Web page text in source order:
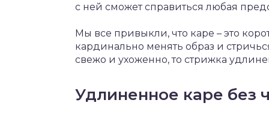
с ней сможет справиться любая
Мы все привыкли, что каре – это
кардинально менять образ и
свежо и ухоженно, то стрижка
Удлиненное каре без